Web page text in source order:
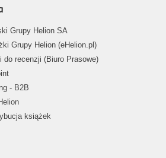
Grupy Helion SA
Grupy Helion (eHelion.pl)
do recenzji (Biuro Prasowe)
- B2B
książek